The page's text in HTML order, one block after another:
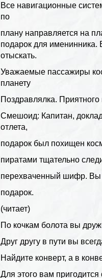
Все навигационные
по
плану направляется на
подарок для
отыскать.
Уважаемые пассажиры
планету
Поздравлялка.
Смешоид: Капитан,
отлета,
подарок был похищен
пиратами тщательно
перехваченный шифр. Вы
подарок.
(читает)
По кочкам болота вы
Друг другу в пути вы
Найдите конверт, а в
Для этого вам пригодится